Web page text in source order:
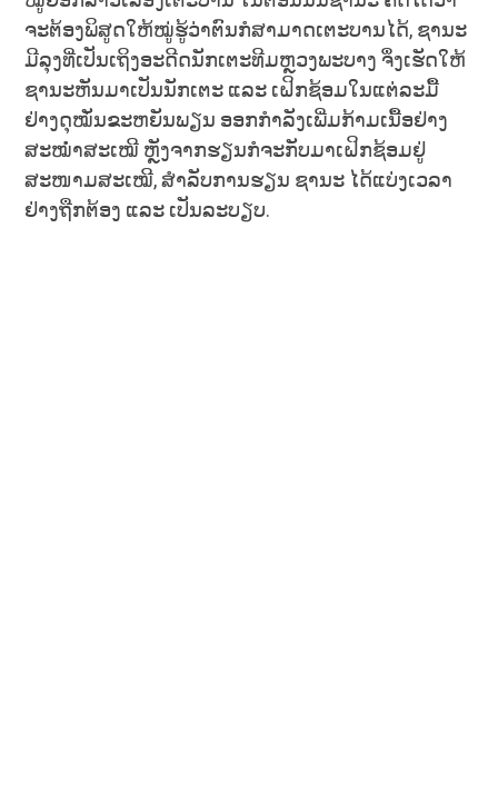
ຈະຕ້ອງພິສູດໃຫ້ໝູ່ຮູ້ວ່າຕົນກໍສາມາດເຕະບານໄດ້, ຊານະ
ມີລຸງທີ່ເປັນເຖິງອະດີດນັກເຕະທີມຫຼວງພະບາງ ຈຶ່ງເຮັດໃຫ້
ຊານະຫັນມາເປັນນັກເຕະ ແລະ ເຝິກຊ້ອມໃນແຕ່ລະມື້
ຢ່າງດຸໝັ່ນຂະຫຍັນພຽນ ອອກກຳລັງເພີ່ມກ້າມເນື້ອຢ່າງ
ສະໝໍ່າສະເໝີ ຫຼັງຈາກຮຽນກໍຈະກັບມາເຝິກຊ້ອມຢູ່
ສະໜາມສະເໝີ, ສຳລັບການຮຽນ ຊານະ ໄດ້ແບ່ງເວລາ
ຢ່າງຖືກຕ້ອງ ແລະ ເປັນລະບຽບ.